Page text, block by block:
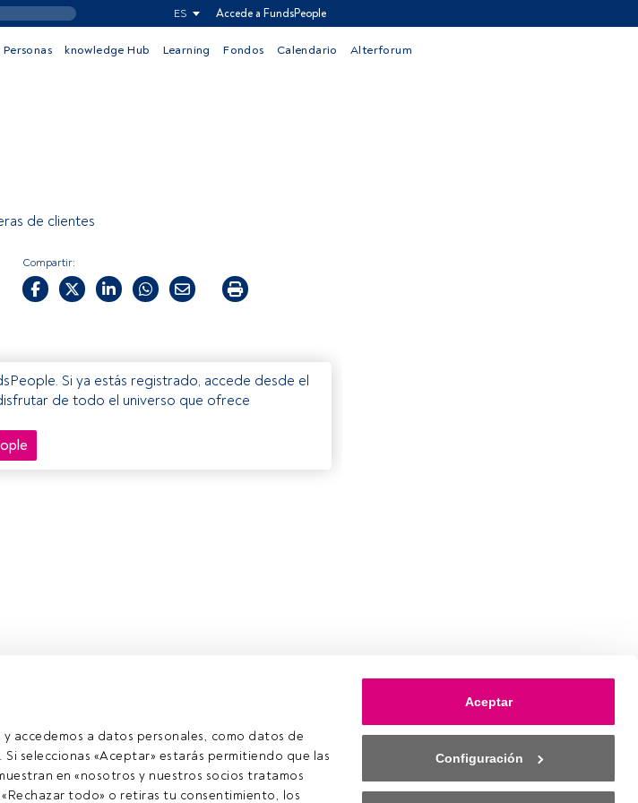
y accedemos a datos personales, como datos de
seleccionas «Aceptar» estarás permitiendo que las
en «nosotros y nuestros socios tratamos
todo» o retiras tu consentimiento, los
Aceptar
Configuración
ES Accede a FundsPeople
Personas knowledge Hub Learning Fondos Calendario Alterforum
de clientes
Compartir:
Si ya estás registrado, accede desde el
de todo el universo que ofrece